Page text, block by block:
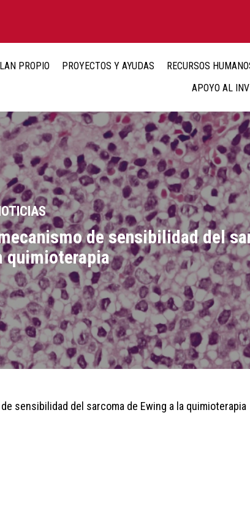
PROPIO PROYECTOS Y AYUDAS RECURSOS
APOYO AL
de sensibilidad del
quimioterapia
sensibilidad del sarcoma de Ewing a la quimioterapia